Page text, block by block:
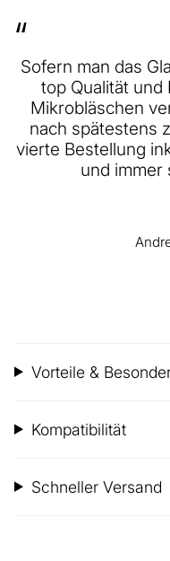
“
Sofern man das
top Qualität und
Mikrobläschen
nach spätestens
vierte Bestellung
und immer
Vorteile &
Kompatibilität
Schneller Versand